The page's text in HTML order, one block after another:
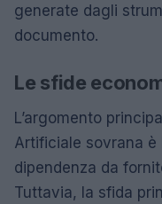
generate dagli
documento.
Le sfide
L’argomento
Artificiale sovrana è
dipendenza da
Tuttavia, la sfida